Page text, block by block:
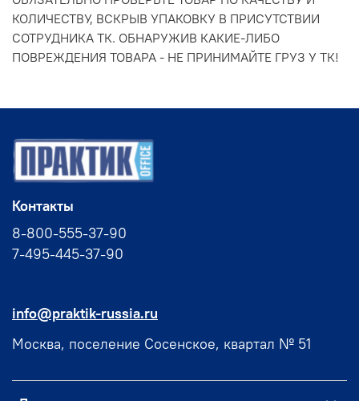
КОЛИЧЕСТВУ, ВСКРЫВ УПАКОВКУ В ПРИСУТСТВИИ
СОТРУДНИКА ТК. ОБНАРУЖИВ КАКИЕ-ЛИБО
ПОВРЕЖДЕНИЯ ТОВАРА - НЕ ПРИНИМАЙТЕ ГРУЗ У ТК!
Контакты
8-800-555-37-90
7-495-445-37-90
info@praktik-russia.ru
Москва, поселение Сосенское, квартал № 51